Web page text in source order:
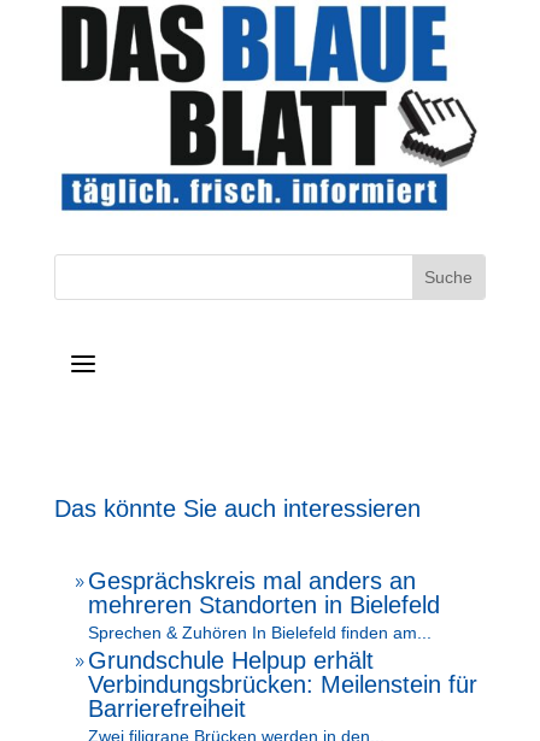
a
Das könnte Sie auch interessieren
9 Gesprächskreis mal anders an
mehreren Standorten in Bielefeld
Sprechen & Zuhören In Bielefeld finden am...
9 Grundschule Helpup erhält
Verbindungsbrücken: Meilenstein für
Barrierefreiheit
Zwei filigrane Brücken werden in den...